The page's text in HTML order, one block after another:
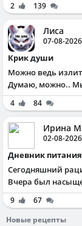
2 139
Лиса
07-08-2026
Крик души
Можно ведь
Думаю, можно..
4 84
Ирина
02-08-2026
Дневник
Сегодняшний
Вчера был
9
67
Новые рецепты